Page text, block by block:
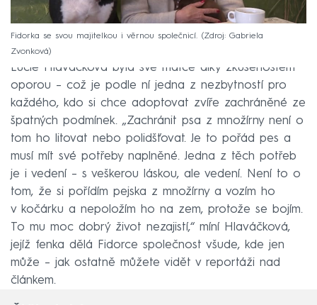
Fidorka se svou majitelkou i věrnou společnicí.
Zdroj: Gabriela
Zvonková
Lucie Hlaváčková byla své matce díky zkušenostem
oporou – což je podle ní jedna z nezbytností pro
každého, kdo si chce adoptovat zvíře zachráněné ze
špatných podmínek. „Zachránit psa z množírny není o
tom ho litovat nebo polidšťovat. Je to pořád pes a
musí mít své potřeby naplněné. Jedna z těch potřeb
je i vedení – s veškerou láskou, ale vedení. Není to o
tom, že si pořídím pejska z množírny a vozím ho
v kočárku a nepoložím ho na zem, protože se bojím.
To mu moc dobrý život nezajistí,“ míní Hlaváčková,
jejíž fenka dělá Fidorce společnost všude, kde jen
může – jak ostatně můžete vidět v reportáži nad
článkem.